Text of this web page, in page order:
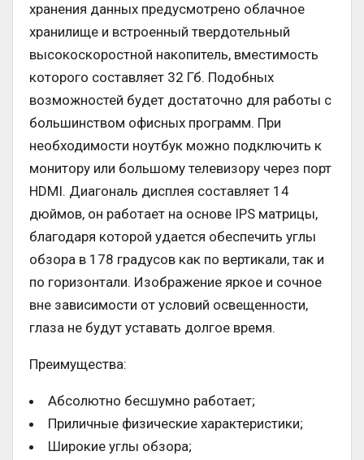
хранения данных предусмотрено облачное
хранилище и встроенный твердотельный
высокоскоростной накопитель, вместимость
которого составляет 32 Гб. Подобных
возможностей будет достаточно для работы с
большинством офисных программ. При
необходимости ноутбук можно подключить к
монитору или большому телевизору через порт
HDMI. Диагональ дисплея составляет 14
дюймов, он работает на основе IPS матрицы,
благодаря которой удается обеспечить углы
обзора в 178 градусов как по вертикали, так и
по горизонтали. Изображение яркое и сочное
вне зависимости от условий освещенности,
глаза не будут уставать долгое время.
Преимущества:
Абсолютно бесшумно работает;
Приличные физические характеристики;
Широкие углы обзора;